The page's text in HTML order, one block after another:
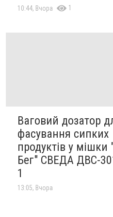
10:44, Вчора 1
Ваговий дозатор
фасування сипких
продуктів у мішки
Бег" СВЕДА ДВС-
1
13:05, Вчора